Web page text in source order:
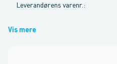
Leverandørens varenr. :
Vis mere